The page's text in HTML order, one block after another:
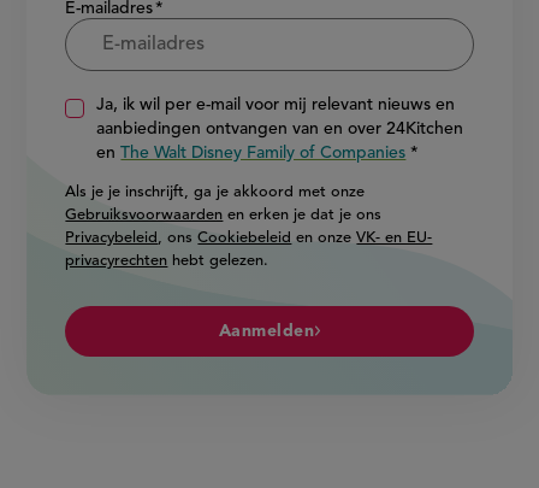
E-mailadres
Ja, ik wil per e-mail voor mij relevant nieuws en
aanbiedingen ontvangen van en over 24Kitchen
enThe Walt Disney Family of Companies
Als je je inschrijft, ga je akkoord met onze
Gebruiksvoorwaarden en erken je dat je ons
Privacybeleid , onsCookiebeleid en onzeVK- en EU-
privacyrechten hebt gelezen.
Aanmelden